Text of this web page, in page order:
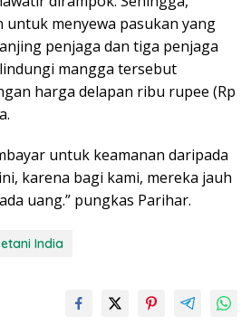
untuk menyewa pasukan yang
penjaga dan tiga penjaga
mangga tersebut
harga delapan ribu rupee (Rp
untuk keamanan daripada
karena bagi kami, mereka jauh
uang.” pungkas Parihar.
India